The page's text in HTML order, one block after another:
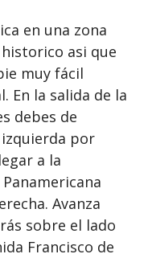
en una zona
asi que
muy fácil
En la salida de la
debes de
por
a la
Avanza
sobre el lado
Francisco de